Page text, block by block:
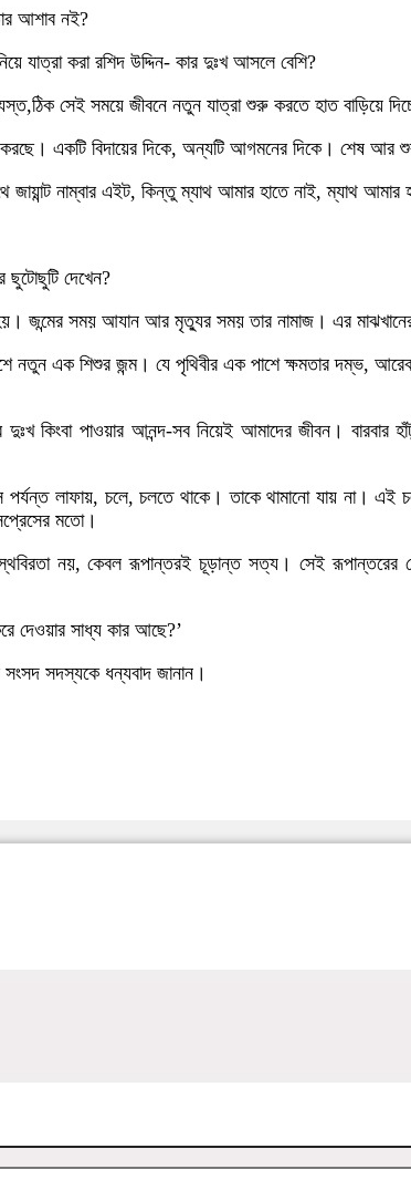
আশাব নই?
যাত্রা করা রশিদ উদ্দিন- কার দুঃখ আসলে বেশি?
সেই সময়ে জীবনে নতুন যাত্রা শুরু করতে হাত বাড়িয়ে
একটি বিদায়ের দিকে, অন্যটি আগমনের দিকে। শেষ আর
নাম্বার এইট, কিন্তু ম্যাথ আমার হাতে নাই, ম্যাথ
ছুটোছুটি দেখেন?
জন্মের সময় আযান আর মৃত্যুর সময় তার নামাজ। এর
এক শিশুর জন্ম। যে পৃথিবীর এক পাশে ক্ষমতার দম্ভ, আরেক
কিংবা পাওয়ার আনন্দ-সব নিয়েই আমাদের জীবন। বারবার
পর্যন্ত লাফায়, চলে, চলতে থাকে। তাকে থামানো যায় না।
মতো।
নয়, কেবল রূপান্তরই চূড়ান্ত সত্য। সেই
দেওয়ার সাধ্য কার আছে?’
সংসদ সদস্যকে ধন্যবাদ জানান।